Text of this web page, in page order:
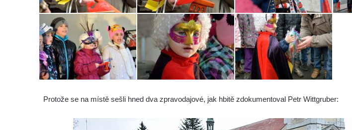
Protože se na místě sešli hned dva zpravodajové, jak hbitě zdokumentoval Petr Wittgruber: